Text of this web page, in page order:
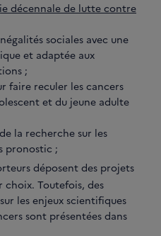
décennale de lutte contre
sociales avec une
et adaptée aux
;
faire reculer les cancers
et du jeune adulte
la recherche sur les
pronostic ;
déposent des projets
choix. Toutefois, des
les enjeux scientifiques
sont présentées dans